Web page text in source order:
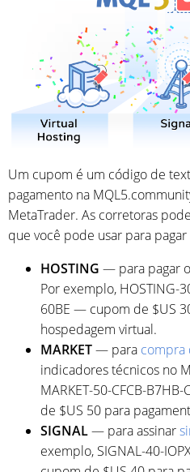
Um cupom é um código de
pagamento na
MetaTrader. As corretoras
que você pode usar para pagar
HOSTING — para pagar
Por exemplo, HOSTING-
60BE — cupom de $US
hospedagem virtual.
MARKET— para compra
indicadores técnicos no
MARKET-50-CFCB-
de $US 50 para
SIGNAL— para assinar
exemplo, SIGNAL-40-